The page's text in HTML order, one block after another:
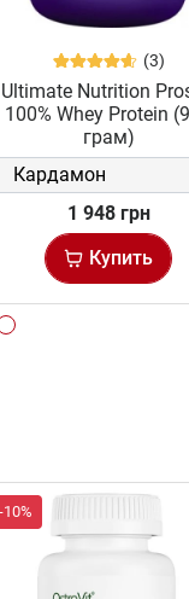
(3)
Ultimate Nutrition
100% Whey Protein
грам)
1 948 грн
Купить
-10%